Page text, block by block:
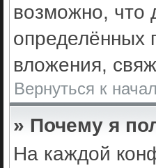
возможно, что
определённых
вложения,
Вернуться к
» Почему я
На каждой